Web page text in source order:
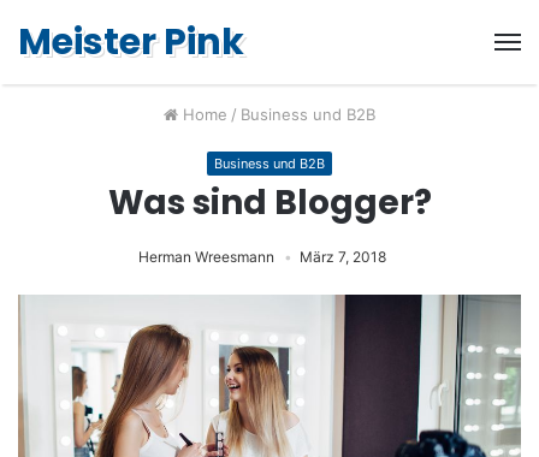
Meister Pink
Home / Business und B2B
Business und B2B
Was sind Blogger?
Herman Wreesmann März 7, 2018